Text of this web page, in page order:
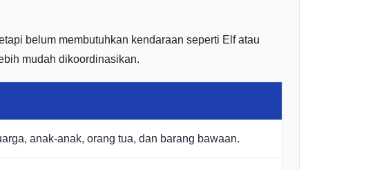
belum membutuhkan kendaraan seperti Elf atau
mudah dikoordinasikan.
anak-anak, orang tua, dan barang bawaan.